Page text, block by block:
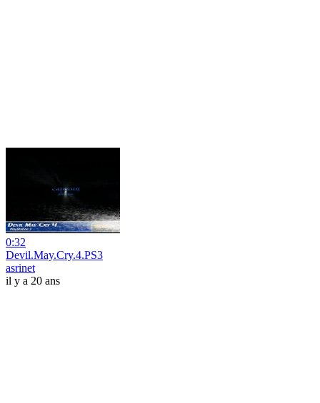
0:32
Devil.May.Cry.4.PS3
asrinet
il y a 20 ans